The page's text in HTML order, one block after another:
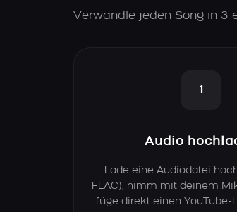
Verwandle jeden Song in 3
1
Audio
Lade eine Audiodatei
FLAC), nimm mit deinem
füge direkt einen YouTube-